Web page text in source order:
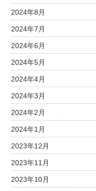
2024年8月
2024年7月
2024年6月
2024年5月
2024年4月
2024年3月
2024年2月
2024年1月
2023年12月
2023年11月
2023年10月